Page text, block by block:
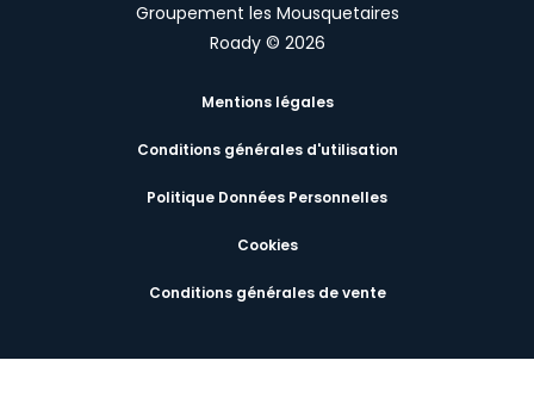
Groupement les Mousquetaires
Roady © 2026
Mentions légales
Conditions générales d'utilisation
Politique Données Personnelles
Cookies
Conditions générales de vente